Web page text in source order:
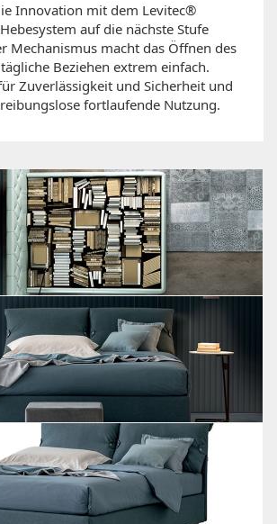
Innovation mit dem Levitec®
auf die nächste Stufe
Mechanismus macht das Öffnen des
Beziehen extrem einfach.
Zuverlässigkeit und Sicherheit und
fortlaufende Nutzung.